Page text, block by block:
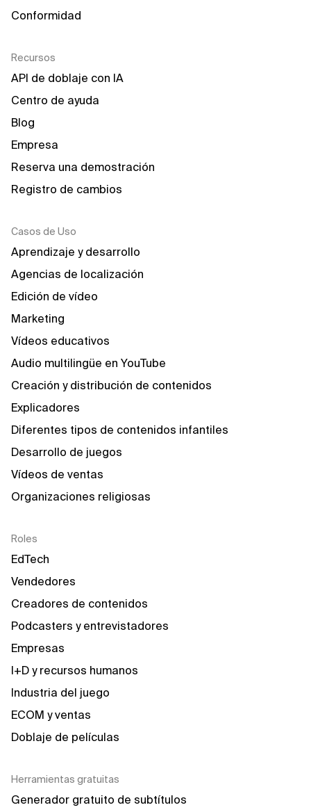
Conformidad
Recursos
API de doblaje con IA
Centro de ayuda
Blog
Empresa
Reserva una demostración
Registro de cambios
Casos de Uso
Aprendizaje y desarrollo
Agencias de localización
Edición de vídeo
Marketing
Vídeos educativos
Audio multilingüe en YouTube
Creación y distribución de contenidos
Explicadores
Diferentes tipos de contenidos infantiles
Desarrollo de juegos
Vídeos de ventas
Organizaciones religiosas
Roles
EdTech
Vendedores
Creadores de contenidos
Podcasters y entrevistadores
Empresas
I+D y recursos humanos
Industria del juego
ECOM y ventas
Doblaje de películas
Herramientas gratuitas
Generador gratuito de subtítulos